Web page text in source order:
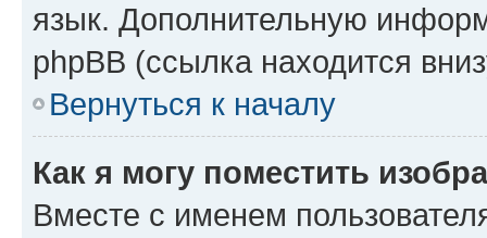
язык. Дополнительную
phpBB (ссылка находится
Вернуться к началу
Как я могу поместить
Вместе с именем